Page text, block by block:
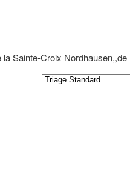
Sainte-Croix Nordhausen,,de